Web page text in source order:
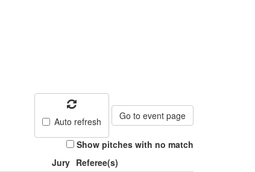
Auto refresh
Go to event page
Show pitches with no match
Jury Referee(s)